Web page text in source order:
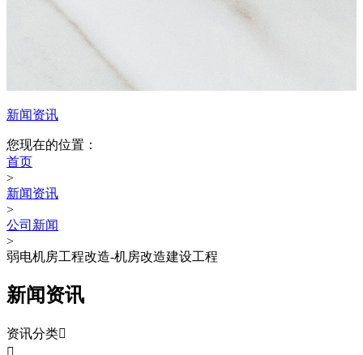
新闻资讯
您现在的位置：
首页
>
新闻资讯
>
公司新闻
>
弱电机房工程改造-机房改造建设工程
新闻资讯
资讯分类
